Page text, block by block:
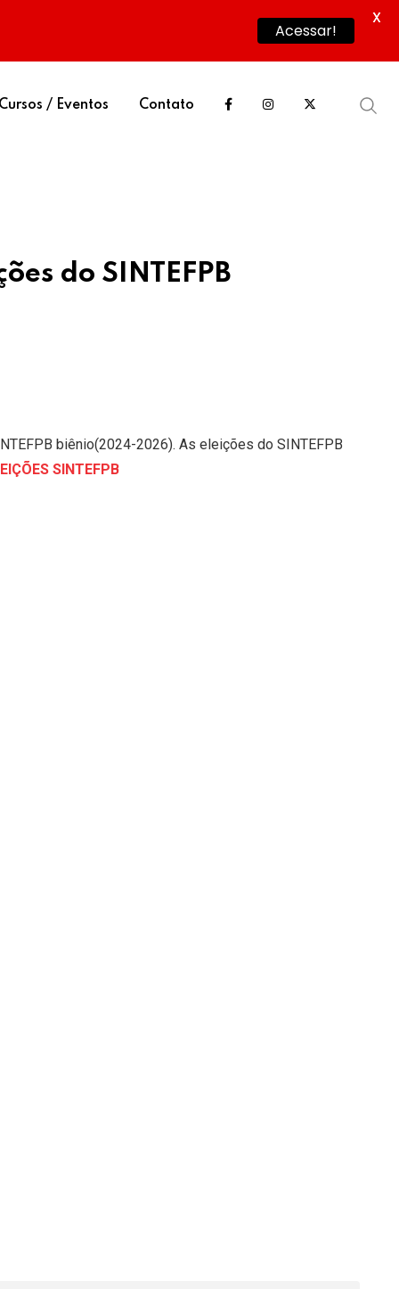
Cursos / Eventos Contato
do SINTEFPB
biênio(2024-2026). As eleições do SINTEFPB
SINTEFPB
Acessar!
X